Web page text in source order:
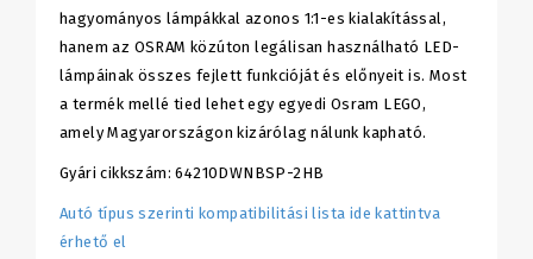
hagyományos lámpákkal azonos 1:1-es kialakítással,
hanem az OSRAM közúton legálisan használható LED-
lámpáinak összes fejlett funkcióját és előnyeit is. Most
a termék mellé tied lehet egy egyedi Osram LEGO,
amely Magyarországon kizárólag nálunk kapható.
Gyári cikkszám: 64210DWNBSP-2HB
Autó típus szerinti kompatibilitási lista ide kattintva
érhető el